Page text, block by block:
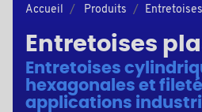
Accueil Produits
Entretoises
Entretoises
hexagonales et
applications